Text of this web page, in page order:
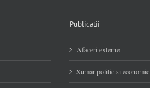
Publicatii
Afaceri externe
Sumar politic si economic